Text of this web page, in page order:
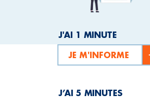
J'AI 1 MINUTE
JE M'INFORME
J’AI 5 MINUTES